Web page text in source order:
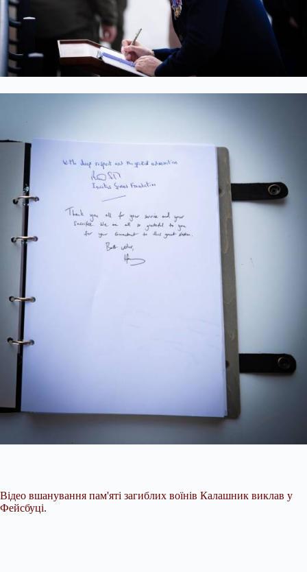
Відео вшанування пам'яті загиблих воїнів Калашник виклав у
Фейсбуці.